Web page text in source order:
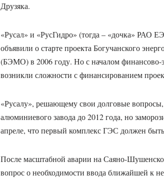
Друзяка.
«Русал» и «РусГидро» (тогда – «дочка» РАО
объявили о старте проекта Богучанского
(БЭМО) в 2006 году. Но с началом финансово-
возникли сложности с финансированием
«Русалу», решающему свои долговые вопросы,
алюминиевого завода до 2012 года, но
апреле, что первый комплекс ГЭС должен
После масштабной аварии на Саяно-
вопрос о необходимости ввода ближайшей к